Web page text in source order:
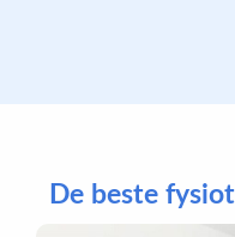
De beste